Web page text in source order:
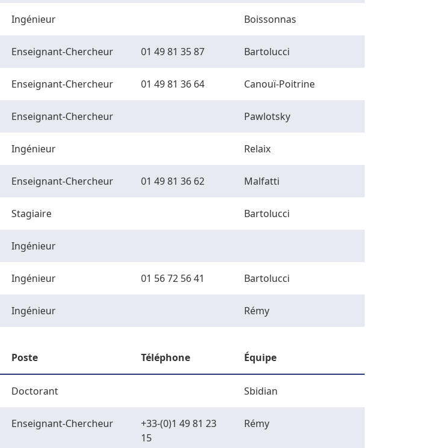
Ingénieur Boissonnas
Enseignant-Chercheur 01 49 81 35 87 Bartolucci
Enseignant-Chercheur 01 49 81 36 64 Canouï-Poitrine
Enseignant-Chercheur Pawlotsky
Ingénieur Relaix
Enseignant-Chercheur 01 49 81 36 62 Malfatti
Stagiaire Bartolucci
Ingénieur
Ingénieur 01 56 72 56 41 Bartolucci
Ingénieur Rémy
Poste Téléphone Équipe
Doctorant Sbidian
Enseignant-Chercheur
+33-(0)1 49 81 23
15
Rémy